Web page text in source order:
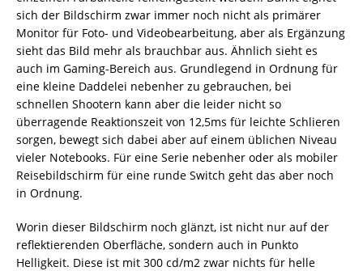
sich der Bildschirm zwar immer noch nicht als primärer
Monitor für Foto- und Videobearbeitung, aber als Ergänzung
sieht das Bild mehr als brauchbar aus. Ähnlich sieht es
auch im Gaming-Bereich aus. Grundlegend in Ordnung für
eine kleine Daddelei nebenher zu gebrauchen, bei
schnellen Shootern kann aber die leider nicht so
überragende Reaktionszeit von 12,5ms für leichte Schlieren
sorgen, bewegt sich dabei aber auf einem üblichen Niveau
vieler Notebooks. Für eine Serie nebenher oder als mobiler
Reisebildschirm für eine runde Switch geht das aber noch
in Ordnung.
Worin dieser Bildschirm noch glänzt, ist nicht nur auf der
reflektierenden Oberfläche, sondern auch in Punkto
Helligkeit. Diese ist mit 300 cd/m2 zwar nichts für helle